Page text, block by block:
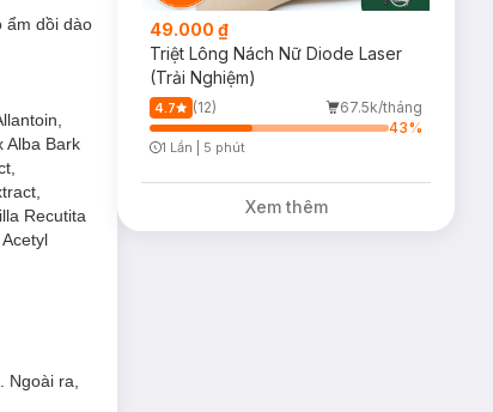
ẩm dồi dào
Alba Bark
Recutita
ra,
49.000 ₫
Triệt Lông Nách Nữ Diode Laser
(Trải Nghiệm)
4.7 (12)
67.5k/tháng
43%
1 Lần 5 phút
Xem thêm